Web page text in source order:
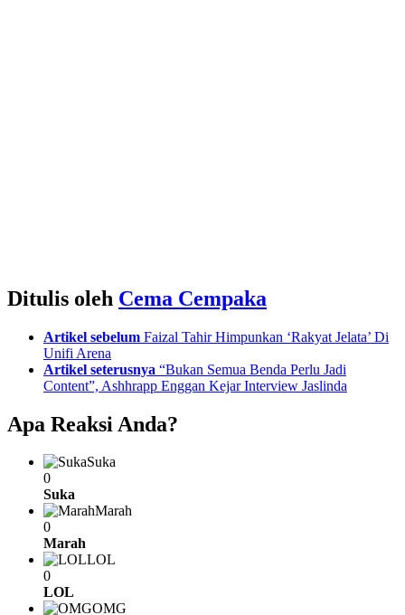
Ditulis oleh Cema Cempaka
Artikel sebelum Faizal Tahir Himpunkan ‘Rakyat Jelata’ Di
Unifi Arena
Artikel seterusnya “Bukan Semua Benda Perlu Jadi
Content”, Ashhrapp Enggan Kejar Interview Jaslinda
Apa Reaksi Anda?
Suka
0
Suka
Marah
0
Marah
LOL
0
LOL
OMG